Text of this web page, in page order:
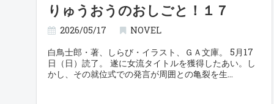
りゅうおうのおしごと！１７
2026/05/17
NOVEL
白鳥士郎・著、しらび・イラスト、ＧＡ文庫。 5月17
日（日）読了。 遂に女流タイトルを獲得したあい。し
かし、その就位式での発言が周囲との亀裂を生